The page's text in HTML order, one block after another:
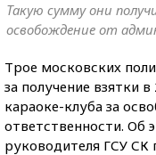
Такую сумму они
освобождение от
Трое московских
за получение взятки
караоке-клуба за
ответственности.
руководителя ГСУ